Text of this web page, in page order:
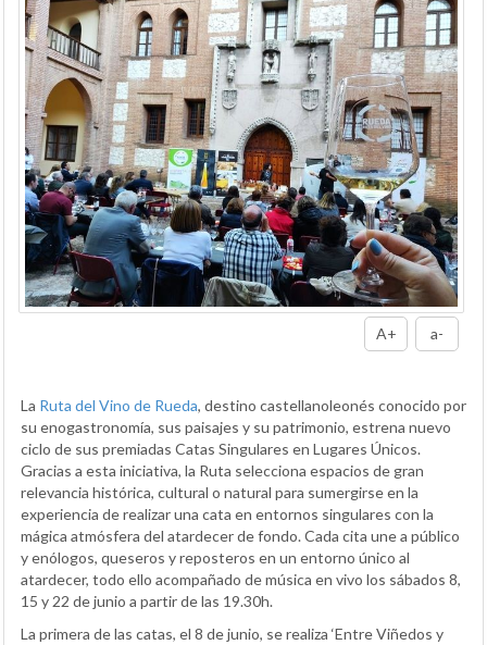
A+ a-
La Ruta del Vino de Rueda, destino castellanoleonés conocido por
su enogastronomía, sus paisajes y su patrimonio, estrena nuevo
ciclo de sus premiadas Catas Singulares en Lugares Únicos.
Gracias a esta iniciativa, la Ruta selecciona espacios de gran
relevancia histórica, cultural o natural para sumergirse en la
experiencia de realizar una cata en entornos singulares con la
mágica atmósfera del atardecer de fondo. Cada cita une a público
y enólogos, queseros y reposteros en un entorno único al
atardecer, todo ello acompañado de música en vivo los sábados 8,
15 y 22 de junio a partir de las 19.30h.
La primera de las catas, el 8 de junio, se realiza ‘Entre Viñedos y